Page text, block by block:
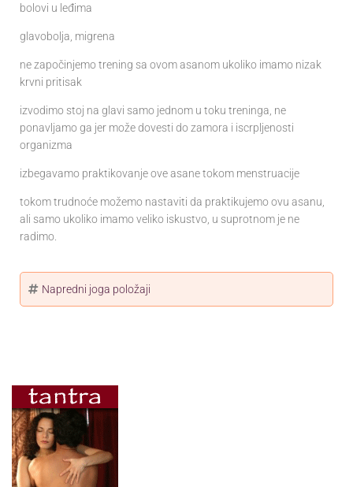
bolovi u leđima
glavobolja, migrena
ne započinjemo trening sa ovom asanom ukoliko imamo nizak
krvni pritisak
izvodimo stoj na glavi samo jednom u toku treninga, ne
ponavljamo ga jer može dovesti do zamora i iscrpljenosti
organizma
izbegavamo praktikovanje ove asane tokom menstruacije
tokom trudnoće možemo nastaviti da praktikujemo ovu asanu,
ali samo ukoliko imamo veliko iskustvo, u suprotnom je ne
radimo.
Napredni joga položaji